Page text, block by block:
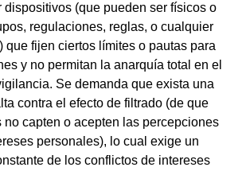
dispositivos (que pueden ser físicos o
regulaciones, reglas, o cualquier
que fijen ciertos límites o pautas para
y no permitan la anarquía total en el
Se demanda que exista una
contra el efecto de filtrado (de que
no capten o acepten las percepciones
personales), lo cual exige un
de los conflictos de intereses